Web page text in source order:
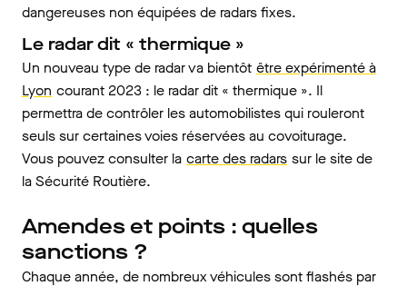
dangereuses non équipées de radars fixes.
Le radar dit « thermique »
Un nouveau type de radar va bientôt être expérimenté à
Lyon courant 2023 : le radar dit « thermique ». Il
permettra de contrôler les automobilistes qui rouleront
seuls sur certaines voies réservées au covoiturage.
Vous pouvez consulter la carte des radars sur le site de
la Sécurité Routière.
Amendes et points : quelles
sanctions ?
Chaque année, de nombreux véhicules sont flashés par